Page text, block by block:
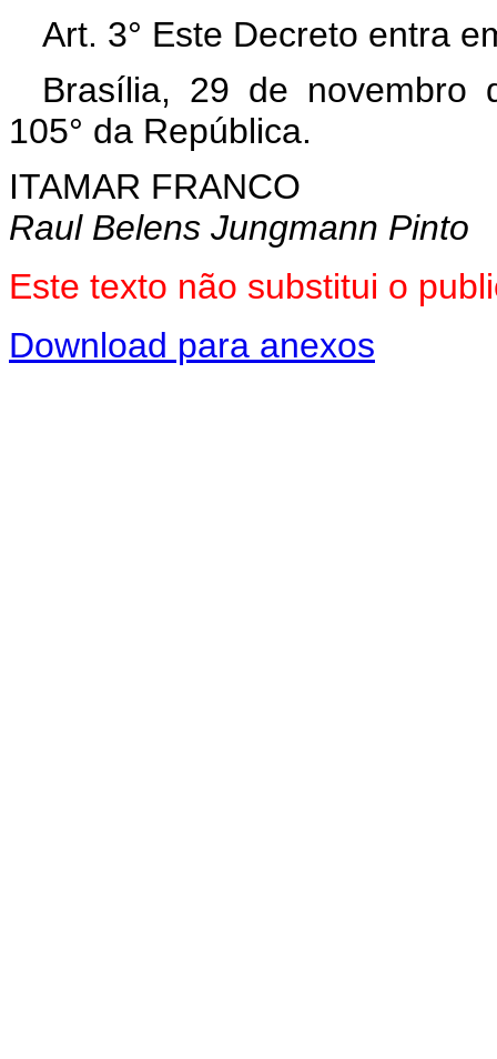
Art. 3° Este Decreto entra
Brasília, 29 de novembro
105° da República.
ITAMAR FRANCO
Raul Belens Jungmann Pinto
Este texto não substitui o
Download para anexos